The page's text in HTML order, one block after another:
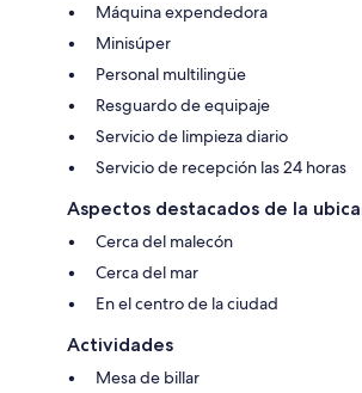
Máquina expendedora
Minisúper
Personal multilingüe
Resguardo de equipaje
Servicio de limpieza diario
Servicio de recepción las 24 horas
Aspectos destacados de la
Cerca del malecón
Cerca del mar
En el centro de la ciudad
Actividades
Mesa de billar